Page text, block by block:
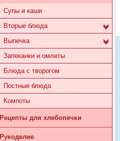
Супы и каши
Вторые блюда
Выпечка
Запеканки и омлеты
Блюда с творогом
Постные блюда
Компоты
Рецепты для хлебопечки
Рукоделие